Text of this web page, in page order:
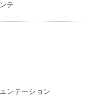
テ
ンテーション